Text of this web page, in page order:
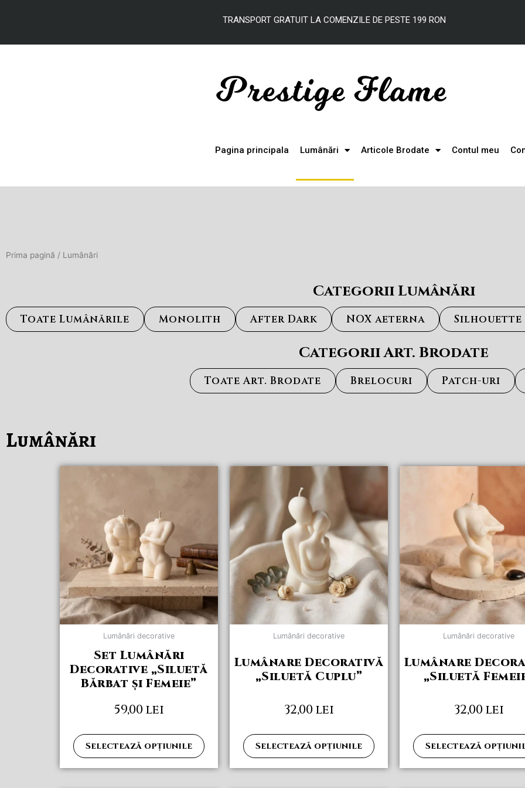
TRANSPORTGRATUIT LACOMENZILE DE PESTE199 RON
Pagina principala Lumânări Articole Brodate Contul meu
Prima pagină / Lumânări
Categorii Lumânări
Toate Lumânările Monolith After Dark NOX aeterna Silhouette
Categorii Art. Brodate
Toate Art. Brodate Brelocuri Patch-uri
Lumânări
Lumânări decorative
Set Lumânări
Decorative „Siluetă
Bărbat și Femeie”
59,00 lei
Selectează opțiunile
variații.
Opțiunile
pot
fi
alese
în
pagina
Lumânări decorative
Lumânare Decorativă
„Siluetă Cuplu”
32,00 lei
Selectează opțiunile
variații.
Opțiunile
pot
fi
alese
în
pagina
Lumânări decorative
Lumânare
„Siluetă
32,00 lei
Selectează